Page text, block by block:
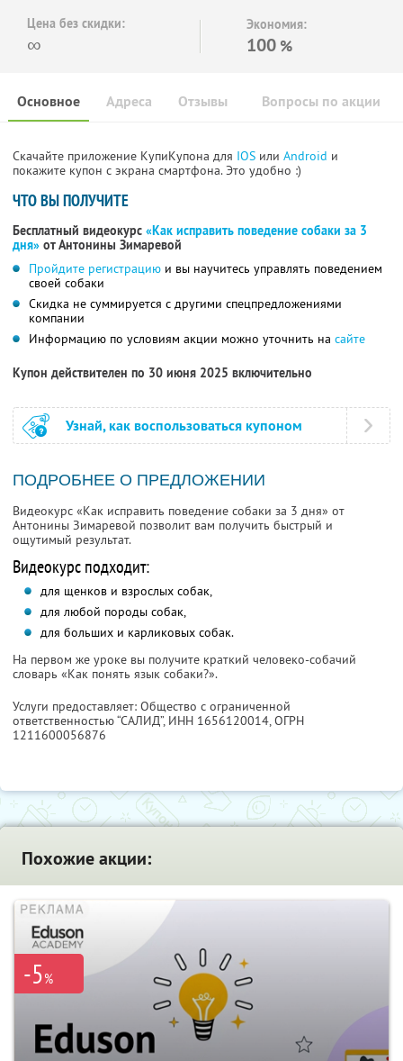
Цена без скидки:
∞
Экономия:
100 %
Основное Отзывы Вопросы по акции
Адреса
Скачайте приложение КупиКупона для IOS или Android и
покажите купон с экрана смартфона. Это удобно :)
ЧТО ВЫ ПОЛУЧИТЕ
Бесплатный видеокурс «Как исправить поведение собаки за 3
дня» от Антонины Зимаревой
Пройдите регистрацию и вы научитесь управлять поведением
своей собаки
Скидка не суммируется с другими спецпредложениями
компании
Информацию по условиям акции можно уточнить на сайте
Купон действителен по 30 июня 2025 включительно
Узнай, как воспользоваться купоном
ПОДРОБНЕЕ О ПРЕДЛОЖЕНИИ
Видеокурс «Как исправить поведение собаки за 3 дня» от
Антонины Зимаревой позволит вам получить быстрый и
ощутимый результат.
Видеокурс подходит:
для щенков и взрослых собак,
для любой породы собак,
для больших и карликовых собак.
На первом же уроке вы получите краткий человеко-собачий
словарь «Как понять язык собаки?».
Услуги предоставляет: Общество с ограниченной
ответственностью “САЛИД”, ИНН 1656120014, ОГРН
1211600056876
Похожие акции:
-5%